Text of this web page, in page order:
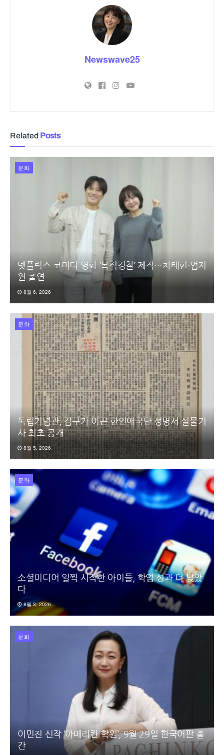
Newswave25
Related Posts
문화
넷플릭스 코미디 영화 ‘복직경찰’ 제작…차태현·엄지
원 출연
8월 6, 2026
문화
독립기념관, 김구가 이끈 한인애국단 성명서 실물기
사 최초 공개
8월 5, 2026
문화
소셜미디어 일찍 시작한 아이들, 학업 성과 더 낮았
다
8월 3, 2026
문화
이민진 신작 ‘아메리칸 학원’, 9월 29일 한국어판 출
간